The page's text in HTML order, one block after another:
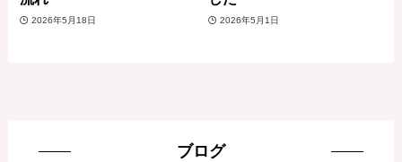
2026年5月18日 2026年5月1日
ブログ